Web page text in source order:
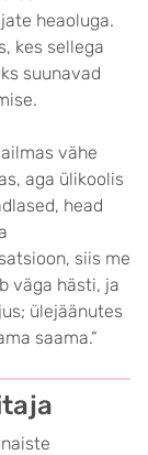
heaoluga.
kes sellega
suunavad
vähe
aga ülikoolis
head
siis me
väga hästi, ja
ülejäänutes
saama.“